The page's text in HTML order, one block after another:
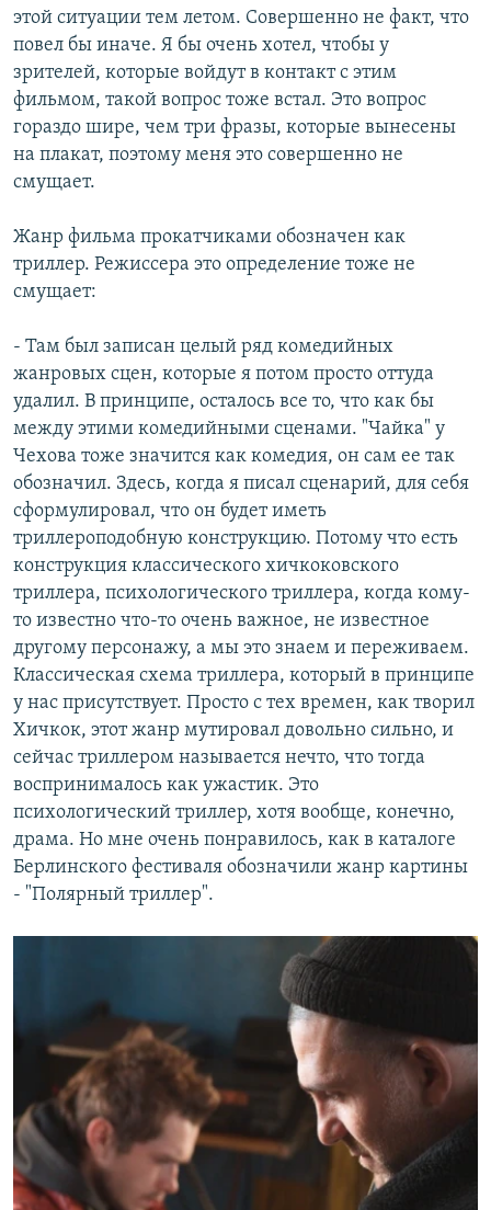
этой ситуации тем летом. Совершенно не факт, что
повел бы иначе. Я бы очень хотел, чтобы у
зрителей, которые войдут в контакт с этим
фильмом, такой вопрос тоже встал. Это вопрос
гораздо шире, чем три фразы, которые вынесены
на плакат, поэтому меня это совершенно не
смущает.
Жанр фильма прокатчиками обозначен как
триллер. Режиссера это определение тоже не
смущает:
- Там был записан целый ряд комедийных
жанровых сцен, которые я потом просто оттуда
удалил. В принципе, осталось все то, что как бы
между этими комедийными сценами. "Чайка" у
Чехова тоже значится как комедия, он сам ее так
обозначил. Здесь, когда я писал сценарий, для себя
сформулировал, что он будет иметь
триллероподобную конструкцию. Потому что есть
конструкция классического хичкоковского
триллера, психологического триллера, когда кому-
то известно что-то очень важное, не известное
другому персонажу, а мы это знаем и переживаем.
Классическая схема триллера, который в принципе
у нас присутствует. Просто с тех времен, как творил
Хичкок, этот жанр мутировал довольно сильно, и
сейчас триллером называется нечто, что тогда
воспринималось как ужастик. Это
психологический триллер, хотя вообще, конечно,
драма. Но мне очень понравилось, как в каталоге
Берлинского фестиваля обозначили жанр картины
- "Полярный триллер".